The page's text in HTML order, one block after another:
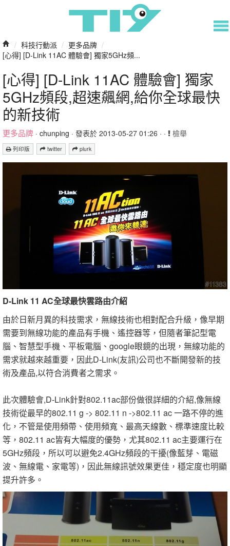
/ 科技行動派 / 更多品牌 /
[心得] [D-Link 11AC 體驗會] 獨家5GHz頻...
[心得] [D-Link 11AC 體驗會] 獨家
5GHz頻段,超速飆網,給你全球最快
的新技術
更多品牌 · chunping · 發表於 2013-05-27 01:26 · · 檢舉
列印版 twitter plurk
D-Link 11 AC全球最快雲路由介紹
由於日新月異的科技需求，無線技術也相對配合升級，像早期
需要到無線功能的產品有手機、遙控器等，但隨者筆記型電
腦、智慧型手機、平板電腦、google眼鏡的出現，無線功能的
需求就越來越重要，因此D-Link(友訊)公司也不斷開發新的技
術及產品,以符合消費者之需求。
此次體驗會,D-Link針對802.11ac部份做很詳細的介紹,像無線
技術從最早的802.11 g -> 802.11 n ->802.11 ac 一路不停的進
化，不管是使用頻帶、使用頻寬、最高天線數、標準速度比較
等，802.11 ac皆有大幅度的優勢，尤其802.11 ac主要運行在
5GHz頻段，所以可以避免2.4GHz頻段的干擾(像藍芽、電磁
波、無線電、家電等)，因此無線訊號效果更佳，穩定度也明顯
提升許多。